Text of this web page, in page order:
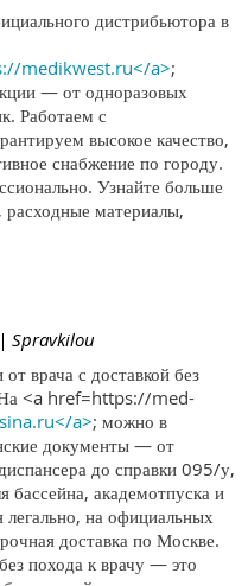
дистрибьютора в
medikwest.ru</a>;
— от одноразовых
Работаем с
высокое качество,
снабжение по городу.
Узнайте больше
материалы,
| Spravkilou
врача с доставкой без
На <a href=https://med-
a>; можно в
документы — от
до справки 095/у,
академотпуска и
на официальных
доставка по Москве.
похода к врачу — это